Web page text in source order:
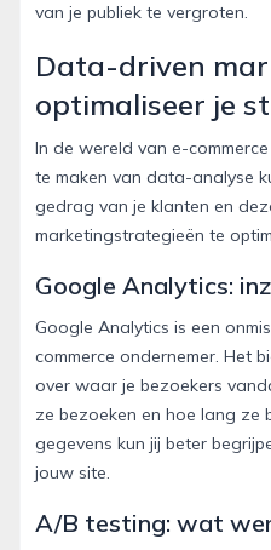
van je publiek te vergroten.
Data-driven
optimaliseer je
In de wereld van e-
te maken van data-analyse
gedrag van je klanten en
marketingstrategieën te
Google Analytics:
Google Analytics is een
commerce ondernemer. Het
over waar je bezoekers
ze bezoeken en hoe lang ze
gegevens kun jij beter
jouw site.
A/B testing: wat